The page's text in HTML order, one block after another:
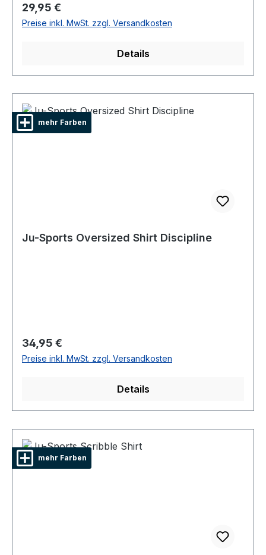
Regulärer Preis:
29,95 €
Preise inkl. MwSt. zzgl. Versandkosten
Details
mehr Farben
Ju-Sports Oversized Shirt Discipline
Regulärer Preis:
34,95 €
Preise inkl. MwSt. zzgl. Versandkosten
Details
mehr Farben